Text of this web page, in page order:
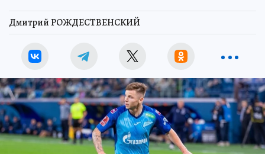
Дмитрий РОЖДЕСТВЕНСКИЙ